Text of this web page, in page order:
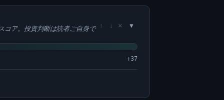
コア。投資判断は読者ご自身で ↑ ↓ ×
+37